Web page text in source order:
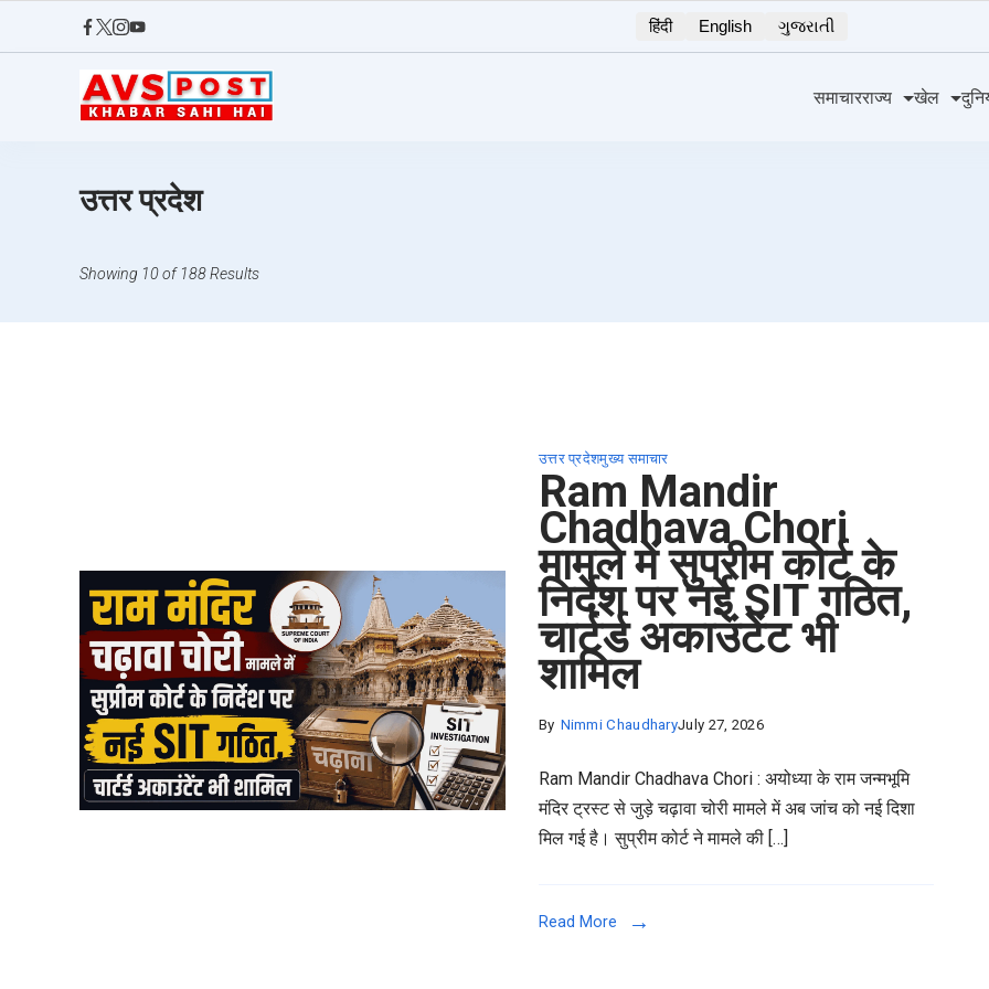
हिंदी English ગુજરાતી
समाचारराज्य खेल
उत्तर प्रदेश
Showing 10 of 188 Results
उत्तर प्रदेशमुख्य समाचार
Ram Mandir
Chadhava Chori
मामले में सुप्रीम कोर्ट के
निर्देश पर नई SIT गठित,
चार्टर्ड अकाउंटेंट भी
शामिल
By Nimmi ChaudharyJuly 27, 2026
Ram Mandir Chadhava Chori : अयोध्या के राम जन्मभूमि
मंदिर ट्रस्ट से जुड़े चढ़ावा चोरी मामले में अब जांच को नई दिशा
मिल गई है। सुप्रीम कोर्ट ने मामले की […]
Read More